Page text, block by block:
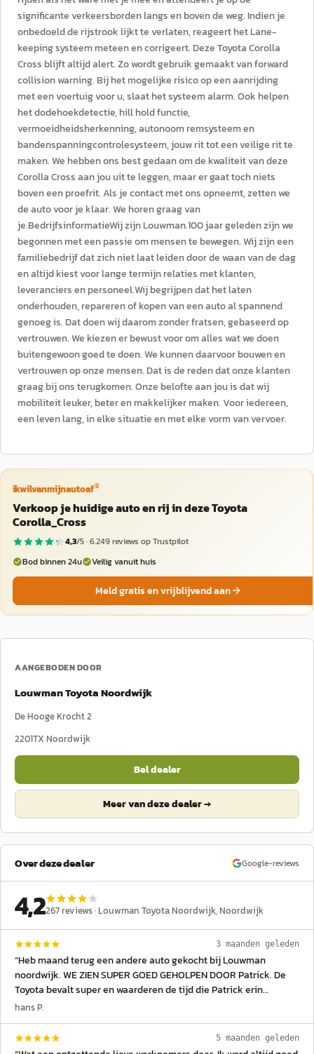
significante verkeersborden langs en boven de weg. Indien je
onbedoeld de rijstrook lijkt te verlaten, reageert het Lane-
keeping systeem meteen en corrigeert. Deze Toyota Corolla
Cross blijft altijd alert. Zo wordt gebruik gemaakt van forward
collision warning. Bij het mogelijke risico op een aanrijding
met een voertuig voor u, slaat het systeem alarm. Ook helpen
het dodehoekdetectie, hill hold functie,
vermoeidheidsherkenning, autonoom remsysteem en
bandenspanningcontrolesysteem, jouw rit tot een veilige rit te
maken. We hebben ons best gedaan om de kwaliteit van deze
Corolla Cross aan jou uit te leggen, maar er gaat toch niets
boven een proefrit. Als je contact met ons opneemt, zetten we
de auto voor je klaar. We horen graag van
je.BedrijfsinformatieWij zijn Louwman.100 jaar geleden zijn we
begonnen met een passie om mensen te bewegen. Wij zijn een
familiebedrijf dat zich niet laat leiden door de waan van de dag
en altijd kiest voor lange termijn relaties met klanten,
leveranciers en personeel.Wij begrijpen dat het laten
onderhouden, repareren of kopen van een auto al spannend
genoeg is. Dat doen wij daarom zonder fratsen, gebaseerd op
vertrouwen. We kiezen er bewust voor om alles wat we doen
buitengewoon goed te doen. We kunnen daarvoor bouwen en
vertrouwen op onze mensen. Dat is de reden dat onze klanten
graag bij ons terugkomen. Onze belofte aan jou is dat wij
mobiliteit leuker, beter en makkelijker maken. Voor iedereen,
een leven lang, in elke situatie en met elke vorm van vervoer.
ikwilvanmijnautoaf®
Verkoop je huidige auto en rij in deze Toyota
Corolla_Cross
4,3/5 ·6.249reviews op Trustpilot
Bod binnen 24u
Veilig vanuit huis
Meld gratis en vrijblijvend aan
AANGEBODEN DOOR
Louwman Toyota Noordwijk
De Hooge Krocht 2
2201TX Noordwijk
Bel dealer
Meer van deze dealer →
Over deze dealer Google-reviews
4,2267reviews ·Louwman Toyota Noordwijk, Noordwijk
3 maanden geleden
“Heb maand terug een andere auto gekocht bij Louwman
noordwijk. WE ZIEN SUPER GOED GEHOLPEN DOOR Patrick. De
Toyota bevalt super en waarderen de tijd die Patrick erin
gestoken heeft.En het goede advies wat hij heeft gegeven.
hans P.
5 maanden geleden